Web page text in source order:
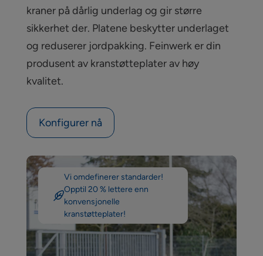
kraner på dårlig underlag og gir større
sikkerhet der. Platene beskytter underlaget
og reduserer jordpakking. Feinwerk er din
produsent av kranstøtteplater av høy
kvalitet.
Konfigurer nå
Videoavspiller
Vi omdefinerer standarder!
Opptil 20 % lettere enn
konvensjonelle
kranstøtteplater!